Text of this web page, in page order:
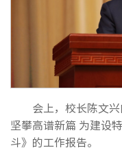
会上，校长陈文
坚攀高谱新篇 为建设
斗》的工作报告。